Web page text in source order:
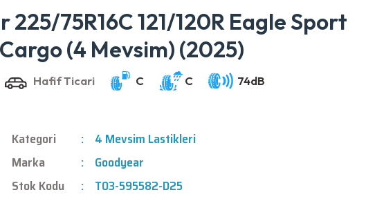
225/75R16C 121/120R Eagle Sport
(4 Mevsim) (2025)
Kategori
4 Mevsim Lastikleri
Marka
Goodyear
Stok Kodu
T03-595582-D25